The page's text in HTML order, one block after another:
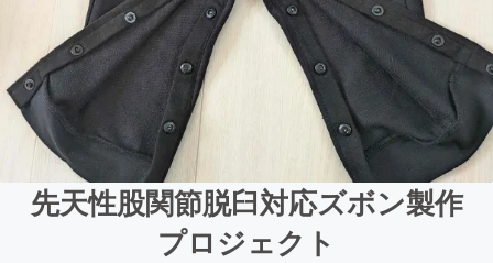
先天性股関節脱臼対応ズボン製作
プロジェクト